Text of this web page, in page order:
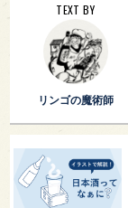
TEXT BY
リンゴの魔術師